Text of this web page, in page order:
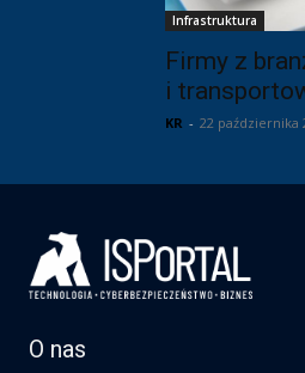
Infrastruktura
Firmy z
i
KR - 22 października
O nas